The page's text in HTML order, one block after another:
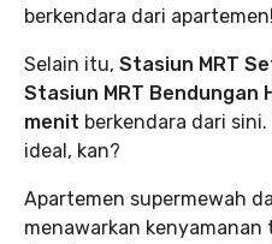
berkendara dari apartemen!
Selain itu, Stasiun MRT
Stasiun MRT Bendungan
menit berkendara dari
ideal, kan?
Apartemen supermewah
menawarkan kenyamanan